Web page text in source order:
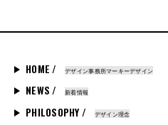
HOME / デザイン事務所マーキーデザイン
NEWS / 新着情報
PHILOSOPHY / デザイン理念